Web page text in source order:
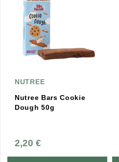
NUTREE
Nutree Bars Cookie
Dough 50g
2,20 €